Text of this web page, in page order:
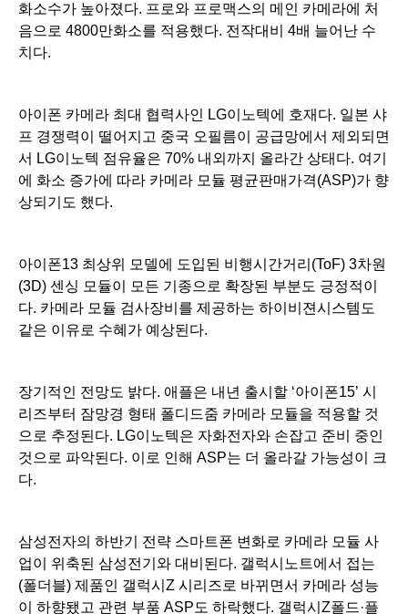
화소수가 높아졌다. 프로와 프로맥스의 메인 카메라에 처
음으로 4800만화소를 적용했다. 전작대비 4배 늘어난 수
치다.
아이폰 카메라 최대 협력사인 LG이노텍에 호재다. 일본 샤
프 경쟁력이 떨어지고 중국 오필름이 공급망에서 제외되면
서 LG이노텍 점유율은 70% 내외까지 올라간 상태다. 여기
에 화소 증가에 따라 카메라 모듈 평균판매가격(ASP)가 향
상되기도 했다.
아이폰13 최상위 모델에 도입된 비행시간거리(ToF) 3차원
(3D) 센싱 모듈이 모든 기종으로 확장된 부분도 긍정적이
다. 카메라 모듈 검사장비를 제공하는 하이비젼시스템도
같은 이유로 수혜가 예상된다.
장기적인 전망도 밝다. 애플은 내년 출시할 ‘아이폰15’ 시
리즈부터 잠망경 형태 폴디드줌 카메라 모듈을 적용할 것
으로 추정된다. LG이노텍은 자화전자와 손잡고 준비 중인
것으로 파악된다. 이로 인해 ASP는 더 올라갈 가능성이 크
다.
삼성전자의 하반기 전략 스마트폰 변화로 카메라 모듈 사
업이 위축된 삼성전기와 대비된다. 갤럭시노트에서 접는
(폴더블) 제품인 갤럭시Z 시리즈로 바뀌면서 카메라 성능
이 하향됐고 관련 부품 ASP도 하락했다. 갤럭시Z폴드·플